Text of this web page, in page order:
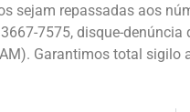
sejam repassadas aos
7575, disque-
Garantimos total sigilo